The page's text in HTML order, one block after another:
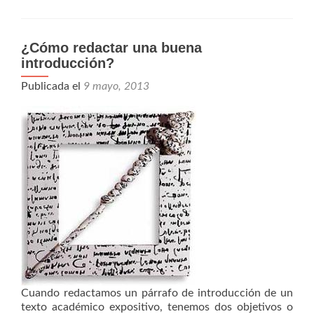
¿Cómo redactar una buena
introducción?
Publicada el 9 mayo, 2013
Cuando redactamos un párrafo de introducción de un
texto académico expositivo, tenemos dos objetivos o